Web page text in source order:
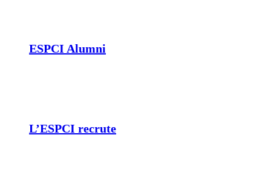
ESPCI Alumni
L’ESPCI recrute